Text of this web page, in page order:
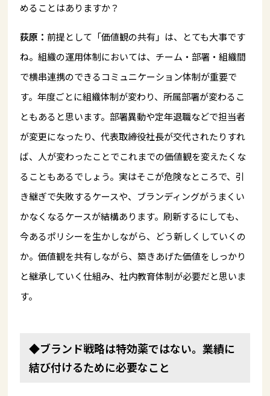
めることはありますか？
荻原：前提として「価値観の共有」は、とても大事です
ね。組織の運用体制においては、チーム・部署・組織間
で横串連携のできるコミュニケーション体制が重要で
す。年度ごとに組織体制が変わり、所属部署が変わるこ
ともあると思います。部署異動や定年退職などで担当者
が変更になったり、代表取締役社長が交代されたりすれ
ば、人が変わったことでこれまでの価値観を変えたくな
ることもあるでしょう。実はそこが危険なところで、引
き継ぎで失敗するケースや、ブランディングがうまくい
かなくなるケースが結構あります。刷新するにしても、
今あるポリシーを生かしながら、どう新しくしていくの
か。価値観を共有しながら、築きあげた価値をしっかり
と継承していく仕組み、社内教育体制が必要だと思いま
す。
◆ブランド戦略は特効薬ではない。業績に
結び付けるために必要なこと